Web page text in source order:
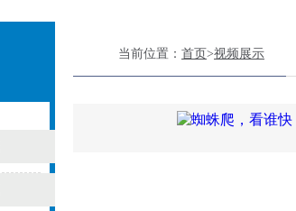
当前位置： 首页>视频展示